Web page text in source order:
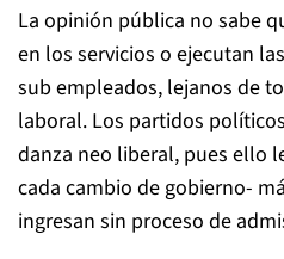
La opinión pública no sabe
en los servicios o ejecutan
sub empleados, lejanos de
laboral. Los partidos
danza neo liberal, pues ello
cada cambio de gobierno-
ingresan sin proceso de